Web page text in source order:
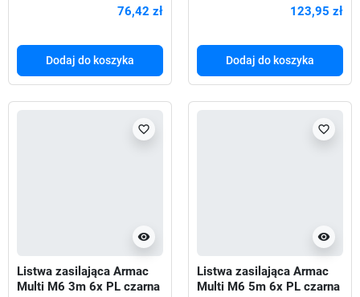
76,42 zł
Dodaj do koszyka
123,95 zł
Dodaj do koszyka
visibility
favorite_border
Listwa zasilająca Armac
Multi M6 3m 6x PL czarna
visibility
favorite_border
Listwa zasilająca Armac
Multi M6 5m 6x PL czarna